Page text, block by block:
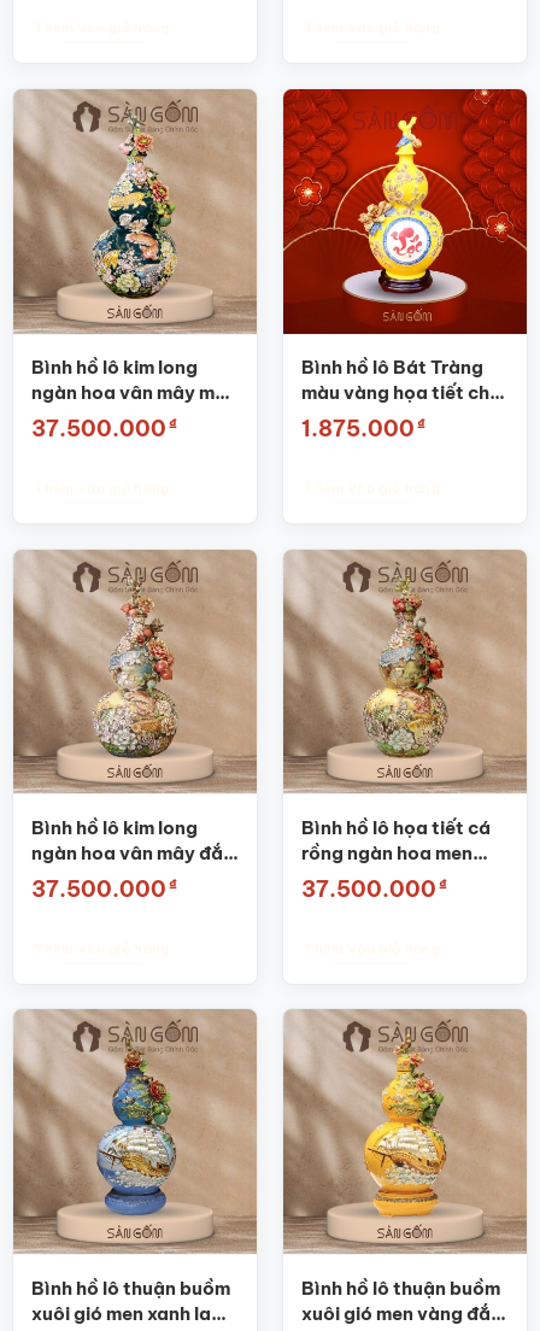
Bình hồ lô kim long
ngàn hoa vân mây men
xanh cổ vịt đắp nổi
SG-HL23
37.500.000 ₫
Bình hồ lô Bát Tràng
màu vàng họa tiết chữ
“Lộc” đắp nổi SG-
HL05
1.875.000 ₫
Bình hồ lô kim long
ngàn hoa vân mây đắp
nổi vẽ vàng SG-HL22
37.500.000 ₫
Bình hồ lô họa tiết cá
rồng ngàn hoa men
loang vàng đắp nổi
SG-HL21
37.500.000 ₫
Bình hồ lô thuận buồm
xuôi gió men xanh lam
Bình hồ lô thuận buồm
xuôi gió men vàng đắp